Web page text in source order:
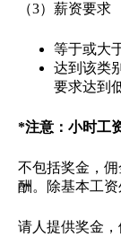
（3）薪资要求
等于或大
达到该类
要求达到
*注意：小时工
不包括奖金，
酬。除基本工
请人提供奖金